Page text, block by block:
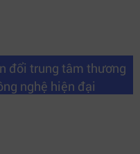
đổi trung tâm thương
nghệ hiện đại